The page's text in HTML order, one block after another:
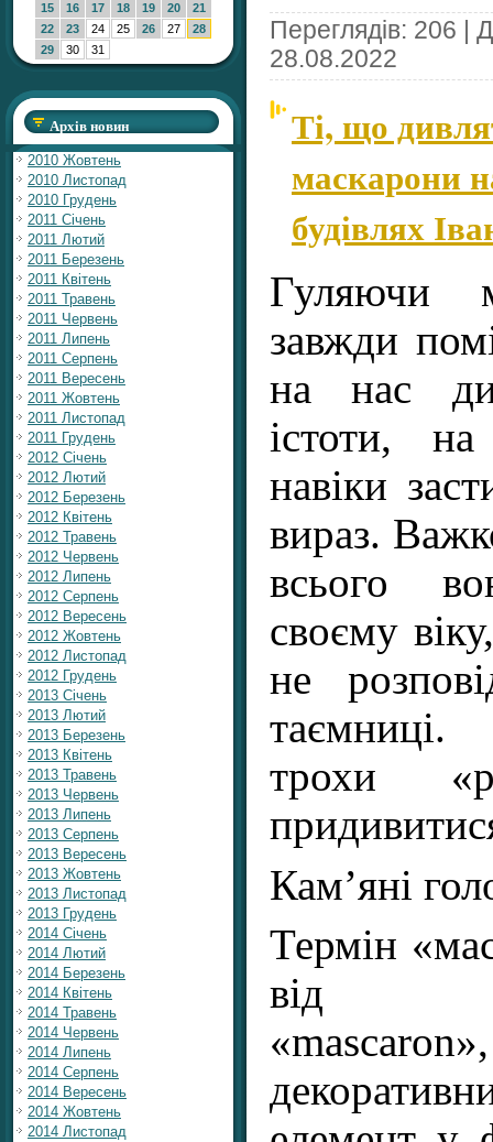
15
16 17 18 19 20
21
22
23 24 25 26 27
28
29
30 31
Архів новин
2010 Жовтень
2010 Листопад
2010 Грудень
2011 Січень
2011 Лютий
2011 Березень
2011 Квітень
2011 Травень
2011 Червень
2011 Липень
2011 Серпень
2011 Вересень
2011 Жовтень
2011 Листопад
2011 Грудень
2012 Січень
2012 Лютий
2012 Березень
2012 Квітень
2012 Травень
2012 Червень
2012 Липень
2012 Серпень
2012 Вересень
2012 Жовтень
2012 Листопад
2012 Грудень
2013 Січень
2013 Лютий
2013 Березень
2013 Квітень
2013 Травень
2013 Червень
2013 Липень
2013 Серпень
2013 Вересень
2013 Жовтень
2013 Листопад
2013 Грудень
2014 Січень
2014 Лютий
2014 Березень
2014 Квітень
2014 Травень
2014 Червень
2014 Липень
2014 Серпень
2014 Вересень
2014 Жовтень
2014 Листопад
Переглядів: 206 |
28.08.2022
Ті, що
маскарони
будівлях
Гуляючи
завжди
на нас
істоти,
навіки
вираз.
всього
своєму
не
трохи
Кам’яні
Термін
від